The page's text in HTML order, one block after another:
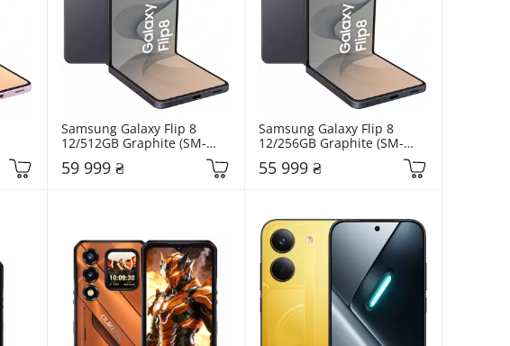
Samsung Galaxy Flip 8
12/512GB Graphite (SM-
59 999 ₴
Samsung Galaxy Flip 8
12/256GB Graphite (SM-
55 999 ₴